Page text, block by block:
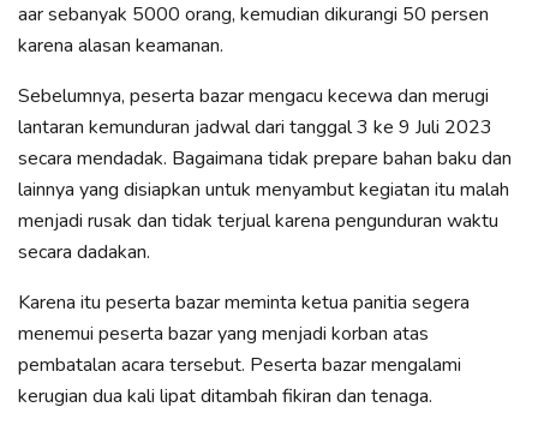
aar sebanyak 5000 orang, kemudian dikurangi 50 persen
karena alasan keamanan.
Sebelumnya, peserta bazar mengacu kecewa dan merugi
lantaran kemunduran jadwal dari tanggal 3 ke 9 Juli 2023
secara mendadak. Bagaimana tidak prepare bahan baku dan
lainnya yang disiapkan untuk menyambut kegiatan itu malah
menjadi rusak dan tidak terjual karena pengunduran waktu
secara dadakan.
Karena itu peserta bazar meminta ketua panitia segera
menemui peserta bazar yang menjadi korban atas
pembatalan acara tersebut. Peserta bazar mengalami
kerugian dua kali lipat ditambah fikiran dan tenaga.